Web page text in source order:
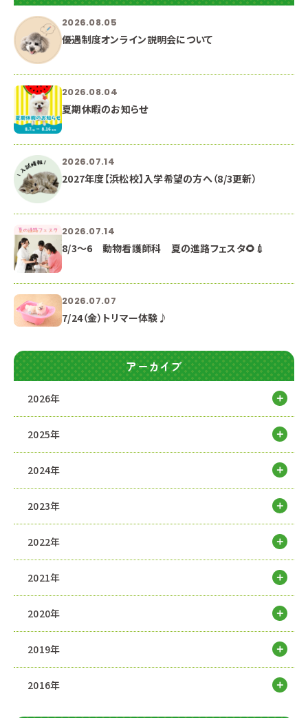
2026.08.05
優遇制度オンライン説明会について
2026.08.04
夏期休暇のお知らせ
2026.07.14
2027年度【浜松校】入学希望の方へ（8/3更新）
2026.07.14
8/3～6 動物看護師科 夏の進路フェスタ🌻💉
2026.07.07
7/24（金）トリマー体験♪
アーカイブ
2026年
2025年
2024年
2023年
2022年
2021年
2020年
2019年
2016年